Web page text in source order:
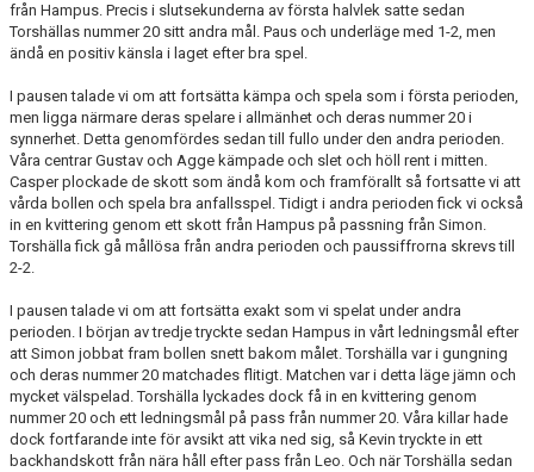
från Hampus. Precis i slutsekunderna av första halvlek satte sedan
Torshällas nummer 20 sitt andra mål. Paus och underläge med 1-2, men
ändå en positiv känsla i laget efter bra spel.
I pausen talade vi om att fortsätta kämpa och spela som i första perioden,
men ligga närmare deras spelare i allmänhet och deras nummer 20 i
synnerhet. Detta genomfördes sedan till fullo under den andra perioden.
Våra centrar Gustav och Agge kämpade och slet och höll rent i mitten.
Casper plockade de skott som ändå kom och framförallt så fortsatte vi att
vårda bollen och spela bra anfallsspel. Tidigt i andra perioden fick vi också
in en kvittering genom ett skott från Hampus på passning från Simon.
Torshälla fick gå mållösa från andra perioden och paussiffrorna skrevs till
2-2.
I pausen talade vi om att fortsätta exakt som vi spelat under andra
perioden. I början av tredje tryckte sedan Hampus in vårt ledningsmål efter
att Simon jobbat fram bollen snett bakom målet. Torshälla var i gungning
och deras nummer 20 matchades flitigt. Matchen var i detta läge jämn och
mycket välspelad. Torshälla lyckades dock få in en kvittering genom
nummer 20 och ett ledningsmål på pass från nummer 20. Våra killar hade
dock fortfarande inte för avsikt att vika ned sig, så Kevin tryckte in ett
backhandskott från nära håll efter pass från Leo. Och när Torshälla sedan